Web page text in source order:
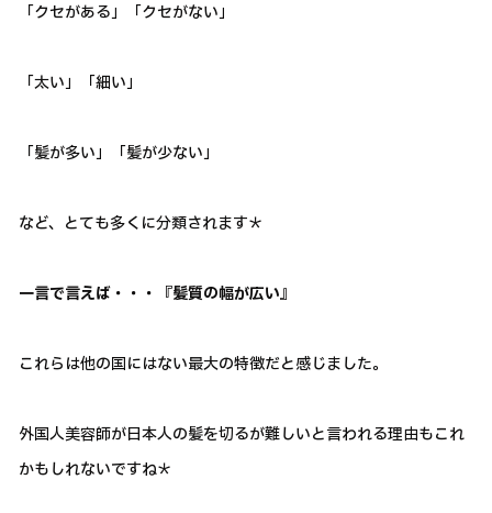
「クセがある」「クセがない」
「太い」「細い」
「髪が多い」「髪が少ない」
など、とても多くに分類されます＊
一言で言えば・・・『髪質の幅が広い』
これらは他の国にはない最大の特徴だと感じました。
外国人美容師が日本人の髪を切るが難しいと言われる理由もこれ
かもしれないですね＊